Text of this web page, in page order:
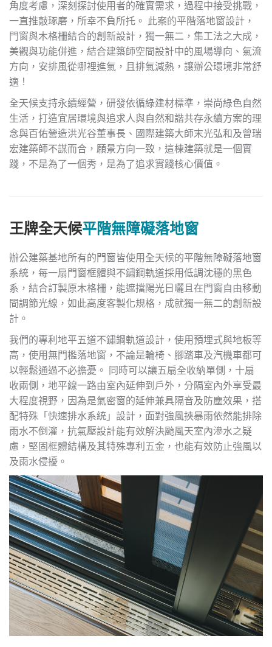
角度考慮，深刻探討使用者的確實需求，過程中接受挑戰，
一直推敲琢磨，所幸不負所托。 此案的平階落地窗設計，
門窗與木格柵結合的創新設計，獨一無二，集工法之大成，
美觀與功能併進，結合建築師空間設計中的風場導向、氣流
方向，安排風從哪裡進氣，且排氣減熱，讓辦公環境非常舒
適！
全天候支持永續經營，研發依循綠建材標準，崇尚綠色自然
生活，打造宜居環境與追求人與自然和諧共存永續方案的理
念與百佑營造洪光谷董事長、國際建築大師末光弘和及曾瑞
宏建築師不謀而合，願景方向一致，這棟建築就是一個實
踐，不是為了一個秀，是為了追求實踐核心價值。
王牌全天候平階無障礙落地窗
辦公建築基地所有的門窗皆使用全天候的平階無障礙落地窗
系統，每一扇門窗框體與不鏽鋼軌道採用低調沈穩的黑色
系，結合訂製原木格柵，能遮擋陽光日曬且在門窗自由移動
間調節光線，如此高度客製化規格，成就獨一無二的創新設
計。
我們的專利地平五道不鏽鋼軌道設計，使用預埋式與地板等
高，使用無門檻落地窗，不論是輪椅、腳踏車及汽機車都可
以輕鬆通過不必擔憂。 同時可以讓五扇全收納單側，十扇
收兩側，地平線一路由室內延伸到戶外，分隔室內外享受最
大程度視野，因為是氣密窗的延伸兼具隔音及防塵效果，搭
配特殊「快速排水系統」設計，面對強風挾暴雨依然能排除
雨水不倒灌，抗氣壓設計能有效解決颱風天室內滲水之疑
慮，堅固框體結構及其特殊專利五金，也能有效防止強風以
及雨水侵擾。